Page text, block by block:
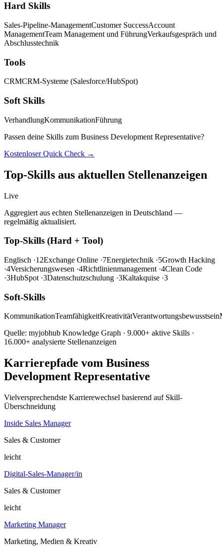
Hard Skills
Sales-Pipeline-ManagementCustomer SuccessAccount
ManagementTeam Management und FührungVerkaufsgespräch und
Abschlusstechnik
Tools
CRMCRM-Systeme (Salesforce/HubSpot)
Soft Skills
VerhandlungKommunikationFührung
Passen deine Skills zum Business Development Representative?
Kostenloser Quick Check →
Top-Skills aus aktuellen Stellenanzeigen
Live
Aggregiert aus echten Stellenanzeigen in Deutschland —
regelmäßig aktualisiert.
Top-Skills (Hard + Tool)
Englisch ·12Exchange Online ·7Energietechnik ·5Growth Hacking
·4Versicherungswesen ·4Richtlinienmanagement ·4Clean Code
·3HubSpot ·3Datenschutzschulung ·3Kaltakquise ·3
Soft-Skills
KommunikationTeamfähigkeitKreativitätVerantwortungsbewusstsein
Quelle: myjobhub Knowledge Graph · 9.000+ aktive Skills ·
16.000+ analysierte Stellenanzeigen
Karrierepfade vom Business
Development Representative
Vielversprechendste Karrierewechsel basierend auf Skill-
Überschneidung
Inside Sales Manager
Sales & Customer
leicht
Digital-Sales-Manager/in
Sales & Customer
leicht
Marketing Manager
Marketing, Medien & Kreativ